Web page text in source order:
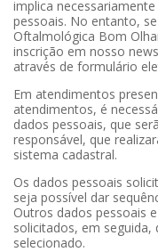
implica
pessoais. No entanto,
Oftalmológica Bom
inscrição em nosso
através de formulário
Em atendimentos
atendimentos, é
dados pessoais, que
responsável, que
sistema cadastral.
Os dados pessoais
seja possível dar
Outros dados pessoais
solicitados, em
selecionado.